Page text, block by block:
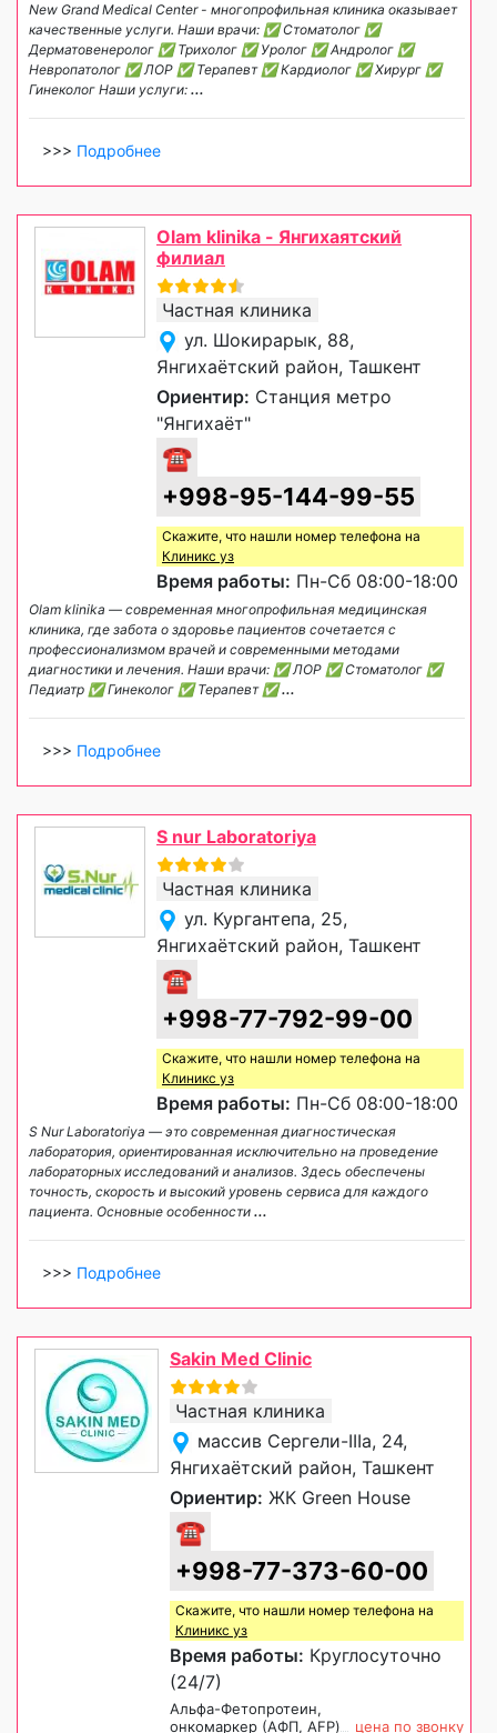
New Grand Medical Center - многопрофильная клиника оказывает
качественные услуги. Наши врачи: ✅ Стоматолог ✅
Дерматовенеролог ✅ Трихолог ✅ Уролог ✅ Андролог ✅
Невропатолог ✅ ЛОР ✅ Терапевт ✅ Кардиолог ✅ Хирург ✅
Гинеколог Наши услуги: ...
>>> Подробнее
Olam klinika - Янгихаятский
филиал
Частная клиника
ул. Шокирарык, 88,
Янгихаётский район, Ташкент
Ориентир: Станция метро
"Янгихаёт"
☎
+998-95-144-99-55
Скажите, что нашли номер телефона на
Клиникс уз
Время работы: Пн-Сб 08:00-18:00
Olam klinika — современная многопрофильная медицинская
клиника, где забота о здоровье пациентов сочетается с
профессионализмом врачей и современными методами
диагностики и лечения. Наши врачи: ✅ ЛОР ✅ Стоматолог ✅
Педиатр ✅ Гинеколог ✅ Терапевт ✅...
>>> Подробнее
S nur Laboratoriya
Частная клиника
ул. Кургантепа, 25,
Янгихаётский район, Ташкент
☎
+998-77-792-99-00
Скажите, что нашли номер телефона на
Клиникс уз
Время работы: Пн-Сб 08:00-18:00
S Nur Laboratoriya — это современная диагностическая
лаборатория, ориентированная исключительно на проведение
лабораторных исследований и анализов. Здесь обеспечены
точность, скорость и высокий уровень сервиса для каждого
пациента. Основные особенности ...
>>> Подробнее
Sakin Med Clinic
Частная клиника
массив Сергели-IIIа, 24,
Янгихаётский район, Ташкент
Ориентир: ЖК Green House
☎
+998-77-373-60-00
Скажите, что нашли номер телефона на
Клиникс уз
Время работы: Круглосуточно
(24/7)
Альфа-Фетопротеин,
онкомаркер (АФП, AFP)
цена по звонку